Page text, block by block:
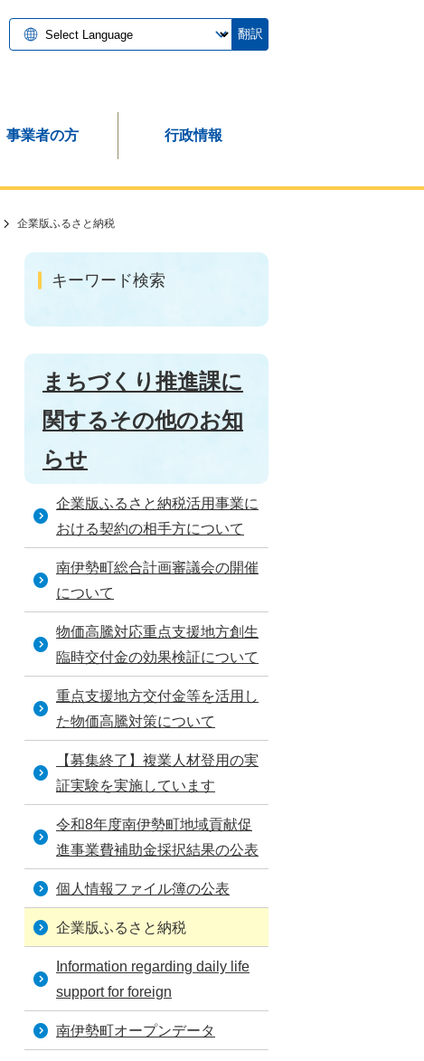
翻訳
事業者の方 行政情報
企業版ふるさと納税
キーワード検索
まちづくり推進課に
関するその他のお知
らせ
企業版ふるさと納税活用事業に
おける契約の相手方について
南伊勢町総合計画審議会の開催
について
物価高騰対応重点支援地方創生
臨時交付金の効果検証について
重点支援地方交付金等を活用し
た物価高騰対策について
【募集終了】複業人材登用の実
証実験を実施しています
令和8年度南伊勢町地域貢献促
進事業費補助金採択結果の公表
個人情報ファイル簿の公表
企業版ふるさと納税
Information regarding daily life
support for foreign
南伊勢町オープンデータ